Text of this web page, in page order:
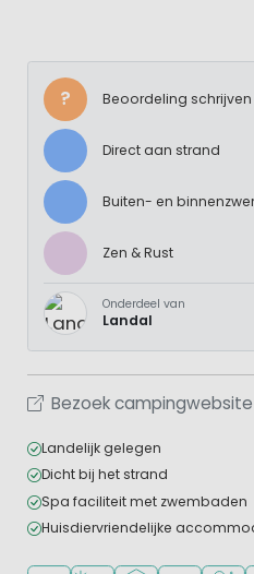
? Beoordeling schrijven
Direct aan strand
Buiten- en
Zen & Rust
Onderdeel van
Landal
Bezoek campingwebsite
Landelijk gelegen
Dicht bij het strand
Spa faciliteit met zwembaden
Huisdiervriendelijke